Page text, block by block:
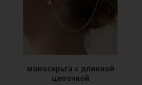
моносерьга с длинной
цепочкой